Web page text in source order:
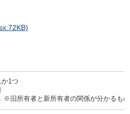
1つ
※旧所有者と新所有者の関係が分かるもの